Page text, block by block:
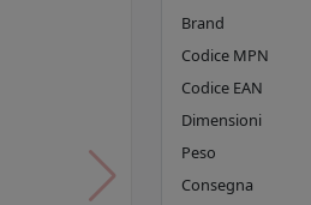
Brand
Codice MPN
Codice EAN
Dimensioni
Peso
Consegna